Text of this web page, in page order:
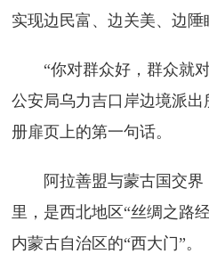
实现边民富、边关美、边陲
“你对群众好，群众就
公安局乌力吉口岸边境派
册扉页上的第一句话。
阿拉善盟与蒙古国交
里，是西北地区“丝绸之路
内蒙古自治区的“西大门”。